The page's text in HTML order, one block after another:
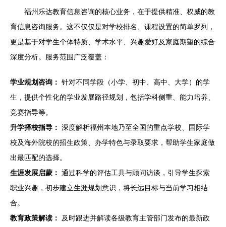
福州乐达教育信息咨询的核心业务，在于提供精准、权威的教
育信息咨询服务。这不仅仅是对学校排名、课程设置的简单罗列，
更是基于对学生个体特质、学术水平、兴趣爱好及家庭期望的综合
深度分析。服务范围广泛覆盖：
学业规划咨询： 针对不同学段（小学、初中、高中、大学）的学
生，提供个性化的学业发展路径规划，包括学科侧重、能力培养、
竞赛指导等。
升学择校指导： 深度解析福州本地乃至全国的重点学校、国际学
校及海外院校的招生政策、办学特色与录取要求，帮助学生家庭做
出最匹配的选择。
生涯发展启蒙： 通过科学的评估工具与顾问访谈，引导学生探索
职业兴趣，初步建立生涯规划意识，将长远目标与当前学习相结
合。
教育政策解读：
及时跟进并解读各级教育主管部门发布的最新政